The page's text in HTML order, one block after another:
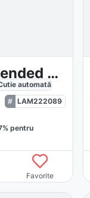
Lamborghini Revuelto Extended Carbon
automată
LAM222089
% pentru
Favorite